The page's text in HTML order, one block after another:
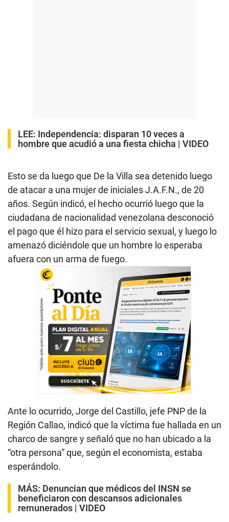
LEE: Independencia: disparan 10 veces a
hombre que acudió a una fiesta chicha | VIDEO
Esto se da luego que De la Villa sea detenido luego
de atacar a una mujer de iniciales J.A.F.N., de 20
años. Según indicó, el hecho ocurrió luego que la
ciudadana de nacionalidad venezolana desconoció
el pago que él hizo para el servicio sexual, y luego lo
amenazó diciéndole que un hombre lo esperaba
afuera con un arma de fuego.
Ante lo ocurrido, Jorge del Castillo, jefe PNP de la
Región Callao, indicó que la víctima fue hallada en un
charco de sangre y señaló que no han ubicado a la
“otra persona” que, según el economista, estaba
esperándolo.
MÁS: Denuncian que médicos del INSN se
beneficiaron con descansos adicionales
remunerados | VIDEO